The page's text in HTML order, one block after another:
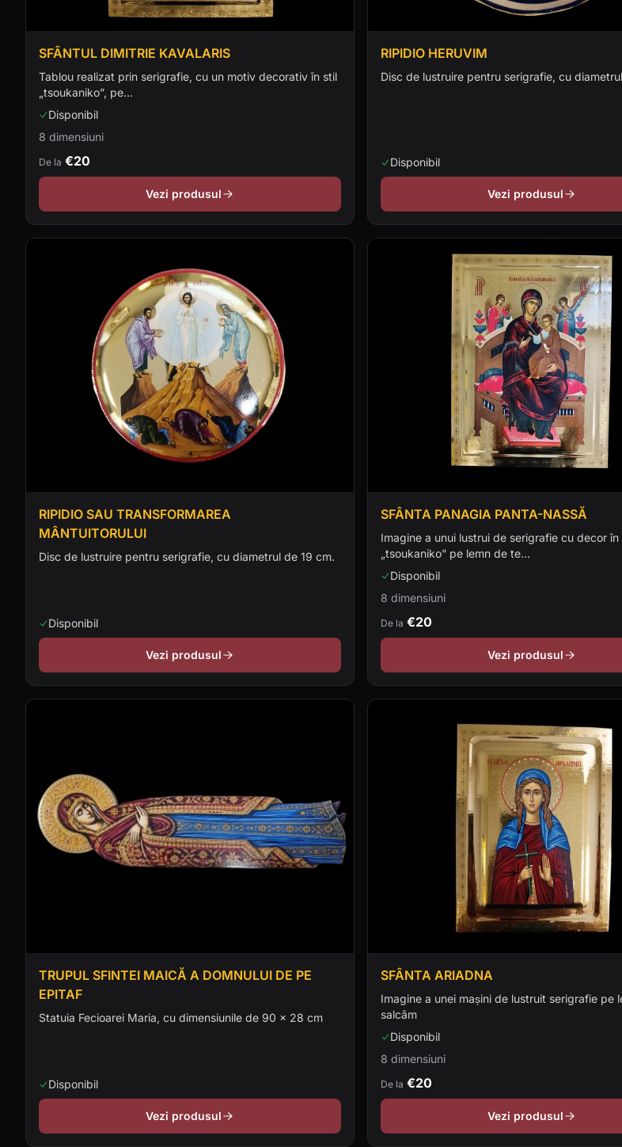
SFÂNTUL DIMITRIE KAVALARIS
Tablou realizat prin serigrafie, cu un motiv decorativ în stil
„tsoukaniko”, pe...
Disponibil
8 dimensiuni
De la €20
Vezi produsul
RIPIDIO HERUVIM
Disc de lustruire pentru serigrafie, cu
Disponibil
Vezi produsul
RIPIDIO SAU TRANSFORMAREA
MÂNTUITORULUI
Disc de lustruire pentru serigrafie, cu diametrul de 19 cm.
Disponibil
Vezi produsul
SFÂNTA PANAGIA PANTA-NASSĂ
Imagine a unui lustrui de serigrafie cu decor în
„tsoukaniko” pe lemn de te...
Disponibil
8 dimensiuni
De la €20
Vezi produsul
TRUPUL SFINTEI MAICĂ A DOMNULUI DE PE
EPITAF
Statuia Fecioarei Maria, cu dimensiunile de 90 x 28 cm
Disponibil
Vezi produsul
SFÂNTA ARIADNA
Imagine a unei mașini de lustruit serigrafie pe
salcâm
Disponibil
8 dimensiuni
De la €20
Vezi produsul